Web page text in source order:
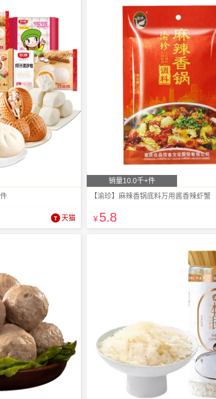
天猫
销量10.0千+件
【渝珍】麻辣香锅底料万用酱香辣虾蟹
¥5.8